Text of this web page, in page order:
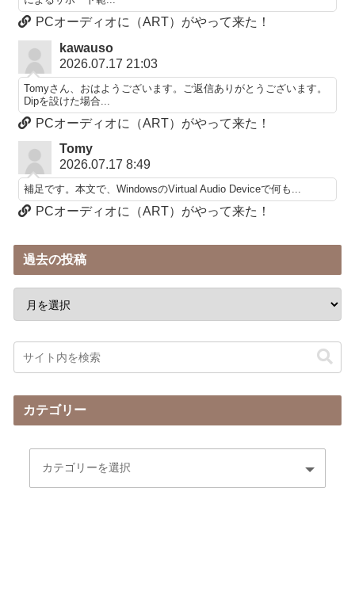
PCオーディオに（ART）がやって来た！
kawauso
2026.07.17 21:03
Tomyさん、おはようございます。ご返信ありがとうございます。
Dipを設けた場合...
PCオーディオに（ART）がやって来た！
Tomy
2026.07.17 8:49
補足です。本文で、WindowsのVirtual Audio Deviceで何も...
PCオーディオに（ART）がやって来た！
過去の投稿
カテゴリー